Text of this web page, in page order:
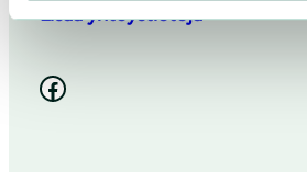
Lisää yhteystietoja
Facebook